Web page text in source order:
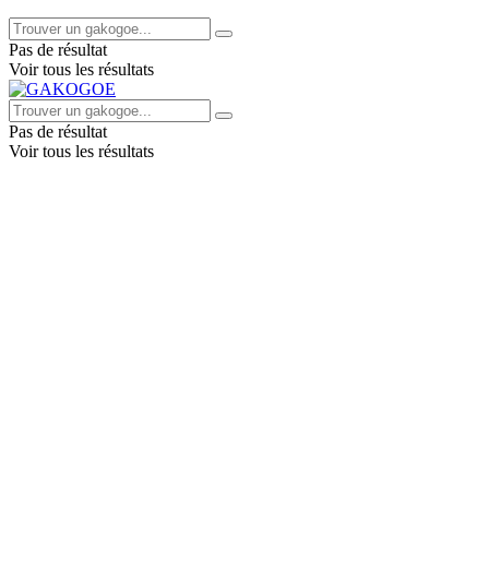
Pas de résultat
Voir tous les résultats
Pas de résultat
Voir tous les résultats